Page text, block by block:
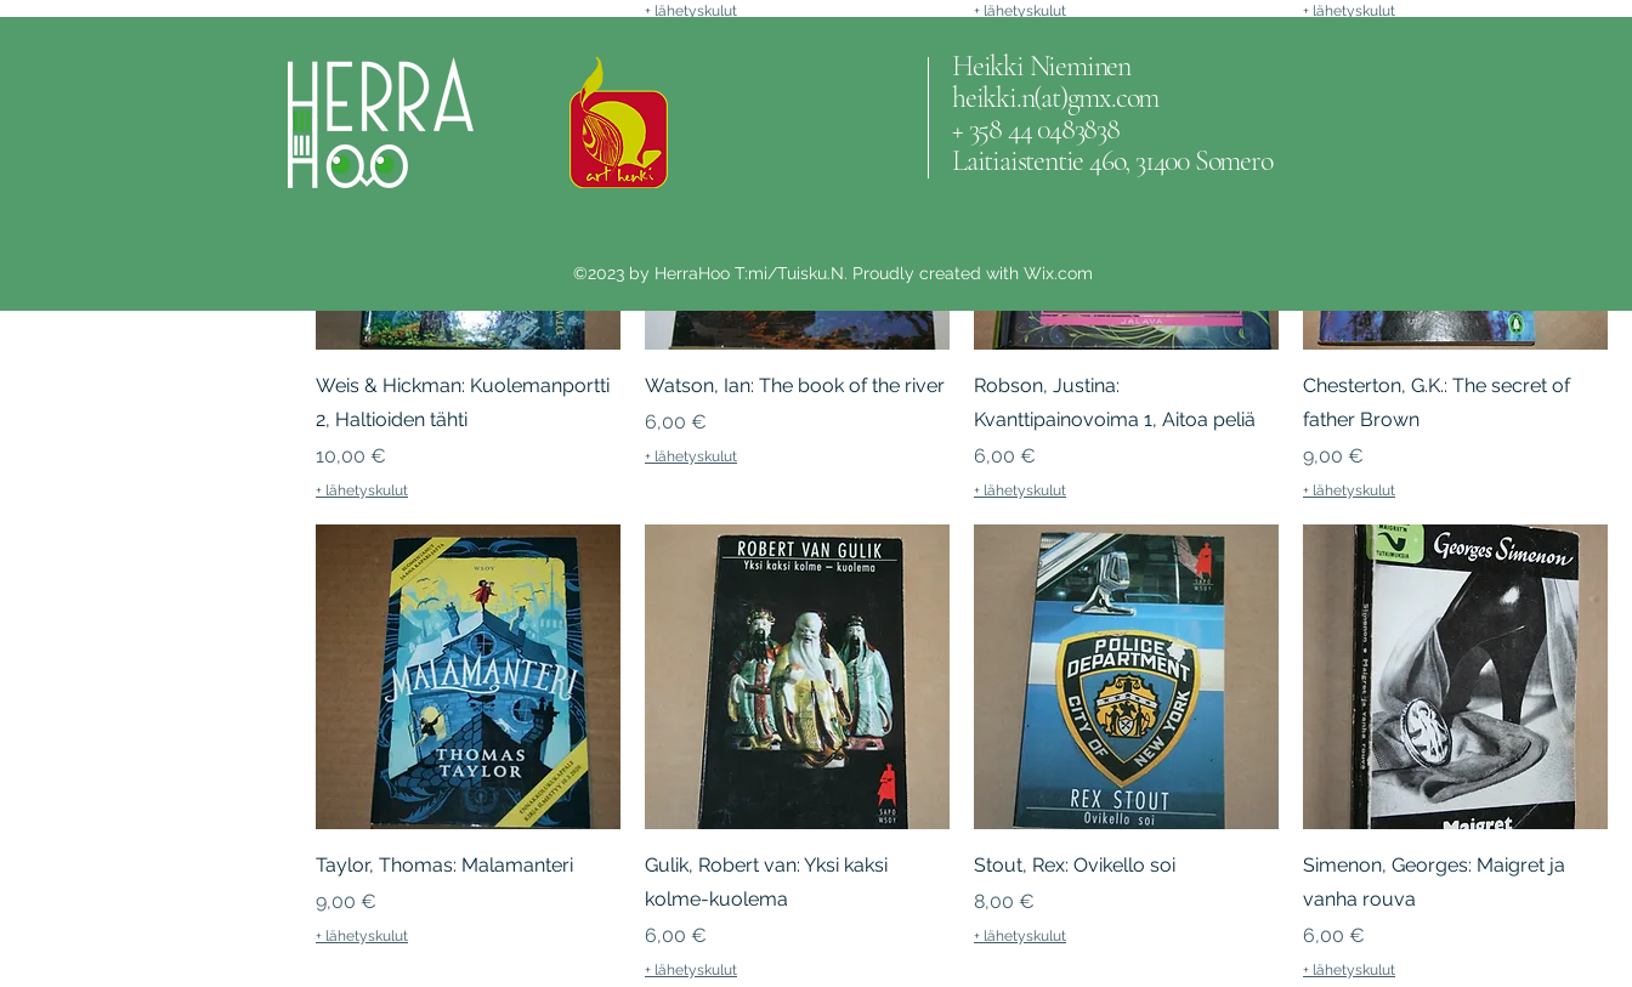
+ lähetyskulut + lähetyskulut + lähetyskulut
Weis & Hickman: Kuolemanportti
2, Haltioiden tähti
Hinta
10,00 €
+ lähetyskulut
Watson, Ian: The book of the river
Hinta
6,00 €
+ lähetyskulut
Robson, Justina:
Kvanttipainovoima 1, Aitoa peliä
Hinta
6,00 €
+ lähetyskulut
Chesterton, G.K.: The secret of
father Brown
Hinta
9,00 €
+ lähetyskulut
Taylor, Thomas: Malamanteri
Hinta
9,00 €
+ lähetyskulut
Gulik, Robert van: Yksi kaksi
kolme-kuolema
Hinta
6,00 €
+ lähetyskulut
Stout, Rex: Ovikello soi
Hinta
8,00 €
+ lähetyskulut
Simenon, Georges: Maigret ja
vanha rouva
Hinta
6,00 €
+ lähetyskulut
Heikki Nieminen
heikki.n(at)gmx.com
+ 358 44 0483838
Laitiaistentie 46o, 31400 Somero
©2023 by HerraHoo T:mi/Tuisku.N. Proudly created with Wix.com